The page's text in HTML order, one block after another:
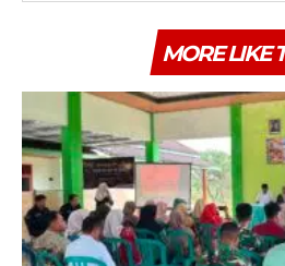
MORE LIKE